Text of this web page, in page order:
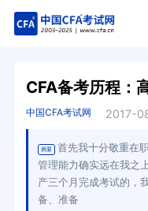
CFA备考历程：
中国CFA考试网 2017-
摘要
首先我十分敬重在
管理能力确实远在我之
产三个月完成考试的，
备、准备